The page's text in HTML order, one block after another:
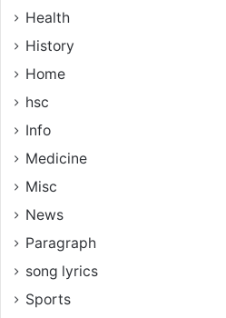
Health
History
Home
hsc
Info
Medicine
Misc
News
Paragraph
song lyrics
Sports